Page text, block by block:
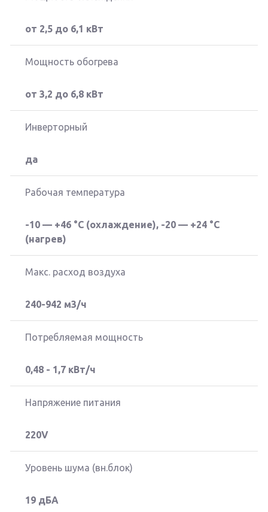
от 2,5 до 6,1 кВт
Мощность обогрева
от 3,2 до 6,8 кВт
Инверторный
да
Рабочая температура
-10 — +46 °C (охлаждение), -20 — +24 °C
(нагрев)
Макс. расход воздуха
240-942 м3/ч
Потребляемая мощность
0,48 - 1,7 кВт/ч
Напряжение питания
220V
Уровень шума (вн.блок)
19 дБА